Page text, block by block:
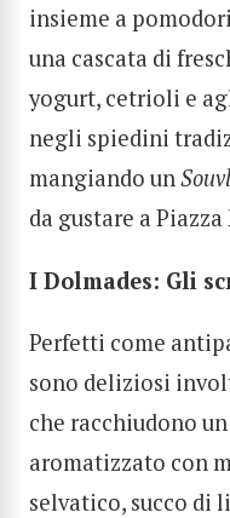
insieme a
una cascata di
yogurt, cetrioli e
negli spiedini
mangiando un
da gustare a
I Dolmades: Gli
Perfetti come
sono deliziosi
che racchiudono
aromatizzato con
selvatico, succo di